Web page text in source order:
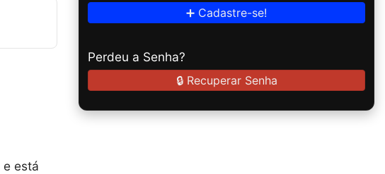
e está
➕ Cadastre-se!
Perdeu a Senha?
🔒 Recuperar Senha